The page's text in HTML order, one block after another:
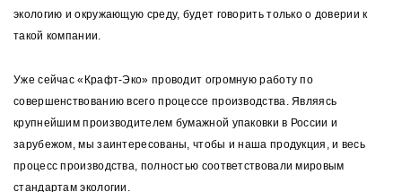
экологию и окружающую среду, будет говорить только о доверии к
такой компании.
Уже сейчас «Крафт-Эко» проводит огромную работу по
совершенствованию всего процессе производства. Являясь
крупнейшим производителем бумажной упаковки в России и
зарубежом, мы заинтересованы, чтобы и наша продукция, и весь
процесс производства, полностью соответствовали мировым
стандартам экологии.